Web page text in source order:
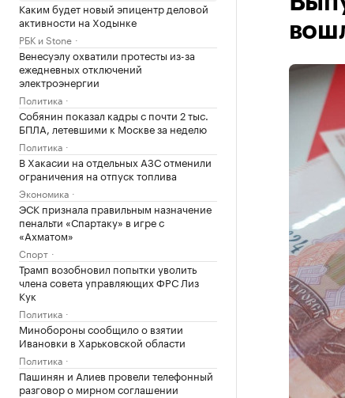
Каким будет новый эпицентр деловой
активности на Ходынке
РБК и Stone
Венесуэлу охватили протесты из-за
ежедневных отключений
электроэнергии
Политика
Собянин показал кадры с почти 2 тыс.
БПЛА, летевшими к Москве за неделю
Политика
В Хакасии на отдельных АЗС отменили
ограничения на отпуск топлива
Экономика
ЭСК признала правильным назначение
пенальти «Спартаку» в игре с
«Ахматом»
Спорт
Трамп возобновил попытки уволить
члена совета управляющих ФРС Лиз
Кук
Политика
Минобороны сообщило о взятии
Ивановки в Харьковской области
Политика
Пашинян и Алиев провели телефонный
разговор о мирном соглашении